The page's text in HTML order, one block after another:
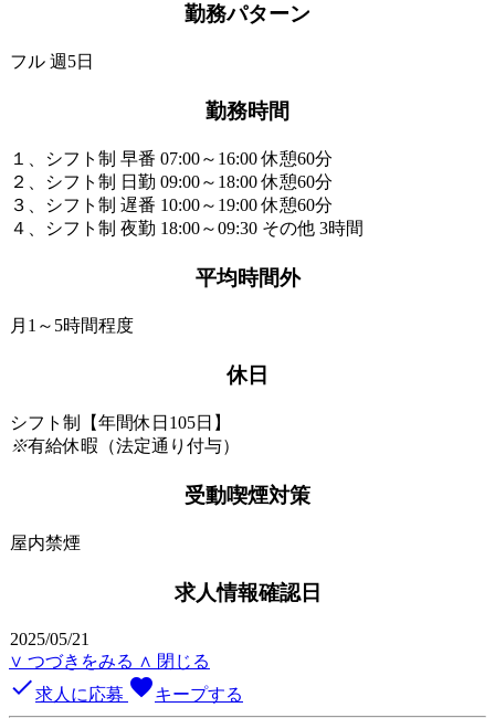
勤務パターン
フル 週5日
勤務時間
１、シフト制 早番 07:00～16:00 休憩60分
２、シフト制 日勤 09:00～18:00 休憩60分
３、シフト制 遅番 10:00～19:00 休憩60分
４、シフト制 夜勤 18:00～09:30 その他 3時間
平均時間外
月1～5時間程度
休日
シフト制【年間休日105日】
※有給休暇（法定通り付与）
受動喫煙対策
屋内禁煙
求人情報確認日
2025/05/21
∨ つづきをみる ∧ 閉じる
done求人に応募 favoriteキープする